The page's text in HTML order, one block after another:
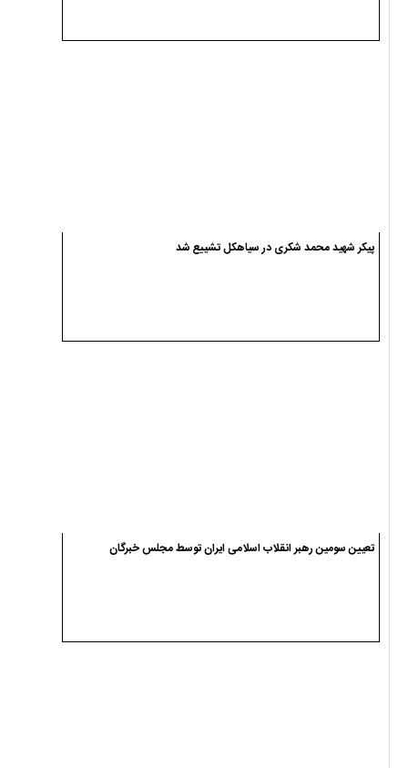
پیکر شهید محمد شکری در سیاهکل تشییع شد
تعیین سومین رهبر انقلاب اسلامی ایران توسط مجلس خبرگان